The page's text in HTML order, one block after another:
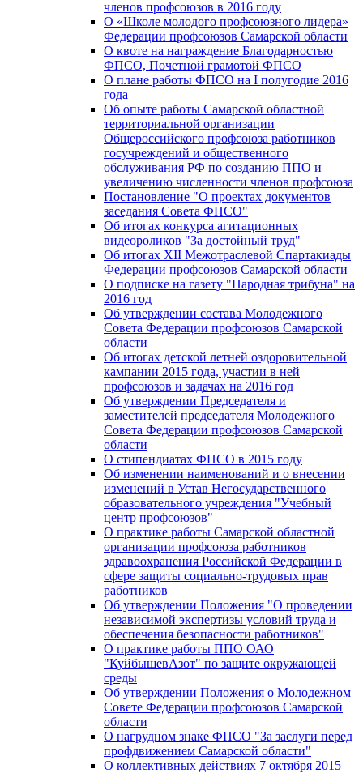
членов профсоюзов в 2016 году
О «Школе молодого профсоюзного лидера»
Федерации профсоюзов Самарской области
О квоте на награждение Благодарностью
ФПСО, Почетной грамотой ФПСО
О плане работы ФПСО на I полугодие 2016
года
Об опыте работы Самарской областной
территориальной организации
Общероссийского профсоюза работников
госучреждений и общественного
обслуживания РФ по созданию ППО и
увеличению численности членов профсоюза
Постановление "О проектах документов
заседания Совета ФПСО"
Об итогах конкурса агитационных
видеороликов "За достойный труд"
Об итогах XII Межотраслевой Спартакиады
Федерации профсоюзов Самарской области
О подписке на газету "Народная трибуна" на
2016 год
Об утверждении состава Молодежного
Совета Федерации профсоюзов Самарской
области
Об итогах детской летней оздоровительной
кампании 2015 года, участии в ней
профсоюзов и задачах на 2016 год
Об утверждении Председателя и
заместителей председателя Молодежного
Совета Федерации профсоюзов Самарской
области
О стипендиатах ФПСО в 2015 году
Об изменении наименований и о внесении
изменений в Устав Негосударственного
образовательного учреждения "Учебный
центр профсоюзов"
О практике работы Самарской областной
организации профсоюза работников
здравоохранения Российской Федерации в
сфере защиты социально-трудовых прав
работников
Об утверждении Положения "О проведении
независимой экспертизы условий труда и
обеспечения безопасности работников"
О практике работы ППО ОАО
"КуйбышевАзот" по защите окружающей
среды
Об утверждении Положения о Молодежном
Совете Федерации профсоюзов Самарской
области
О нагрудном знаке ФПСО "За заслуги перед
профдвижением Самарской области"
О коллективных действиях 7 октября 2015